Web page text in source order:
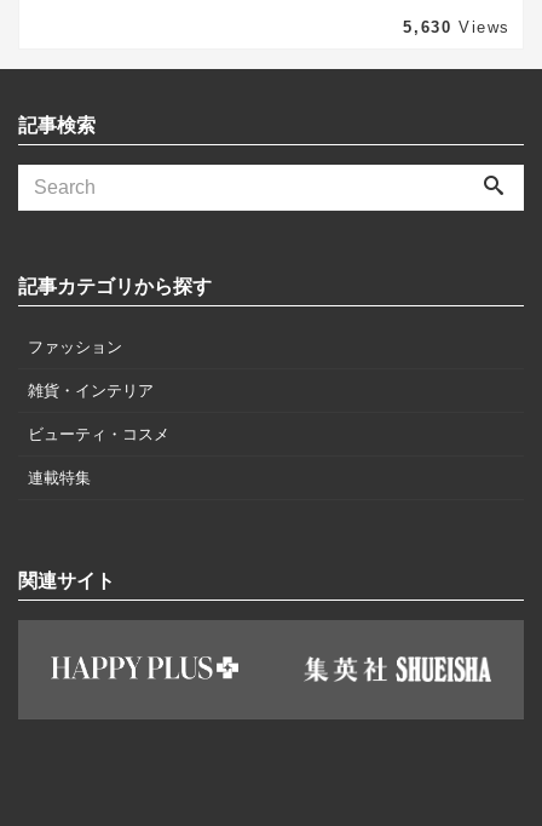
5,630 Views
記事検索
記事カテゴリから探す
ファッション
雑貨・インテリア
ビューティ・コスメ
連載特集
関連サイト